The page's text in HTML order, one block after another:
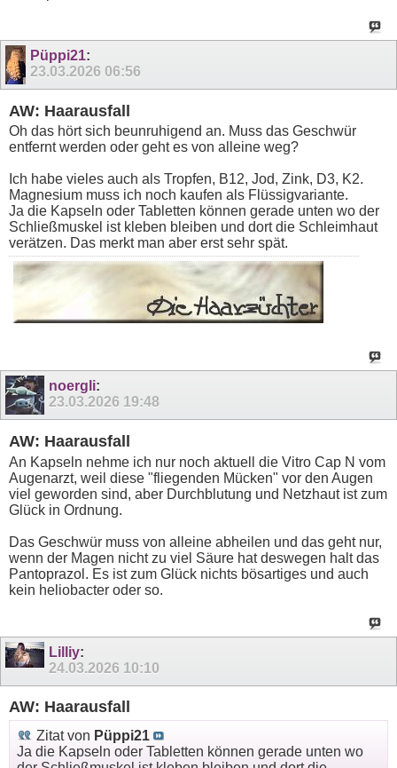
Püppi21:
23.03.2026 06:56
AW: Haarausfall
Oh das hört sich beunruhigend an. Muss das Geschwür
entfernt werden oder geht es von alleine weg?
Ich habe vieles auch als Tropfen, B12, Jod, Zink, D3, K2.
Magnesium muss ich noch kaufen als Flüssigvariante.
Ja die Kapseln oder Tabletten können gerade unten wo der
Schließmuskel ist kleben bleiben und dort die Schleimhaut
verätzen. Das merkt man aber erst sehr spät.
noergli:
23.03.2026 19:48
AW: Haarausfall
An Kapseln nehme ich nur noch aktuell die Vitro Cap N vom
Augenarzt, weil diese "fliegenden Mücken" vor den Augen
viel geworden sind, aber Durchblutung und Netzhaut ist zum
Glück in Ordnung.
Das Geschwür muss von alleine abheilen und das geht nur,
wenn der Magen nicht zu viel Säure hat deswegen halt das
Pantoprazol. Es ist zum Glück nichts bösartiges und auch
kein heliobacter oder so.
Lilliy:
24.03.2026 10:10
AW: Haarausfall
Zitat von Püppi21
Ja die Kapseln oder Tabletten können gerade unten wo